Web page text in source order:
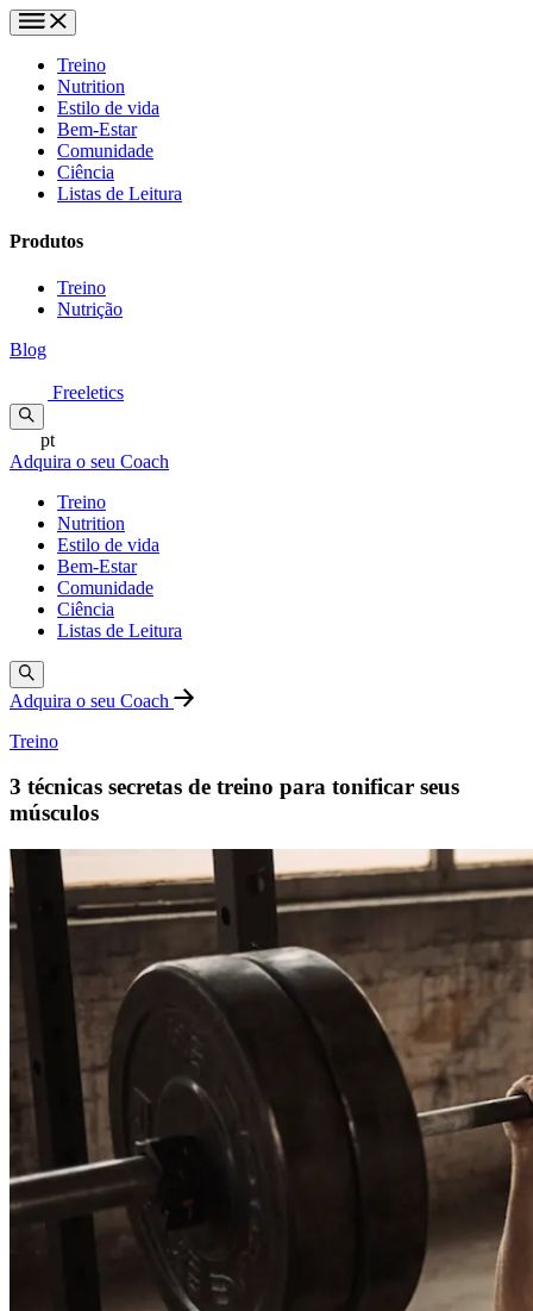
Treino
Nutrition
Estilo de vida
Bem-Estar
Comunidade
Ciência
Listas de Leitura
Produtos
Treino
Nutrição
Blog
Freeletics
pt
Adquira o seu Coach
Treino
Nutrition
Estilo de vida
Bem-Estar
Comunidade
Ciência
Listas de Leitura
Adquira o seu Coach
Treino
3 técnicas secretas de treino para tonificar seus
músculos